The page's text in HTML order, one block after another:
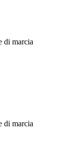
di marcia
di marcia